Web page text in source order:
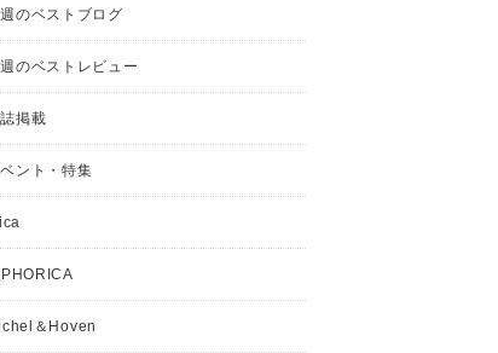
のベストブログ
のベストレビュー
掲載
ント・特集
＆Hoven